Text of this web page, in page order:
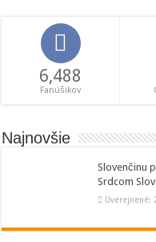
6,488
Fanúšikov
Najnovšie
Slovenčinu
Srdcom
Uverejnené: